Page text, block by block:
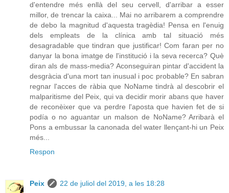
d'entendre més enllà del seu cervell, d'arribar a esser
millor, de trencar la caixa... Mai no arribarem a comprendre
de debo la magnitud d'aquesta tragèdia! Pensa en l'enuig
dels empleats de la clínica amb tal situació més
desagradable que tindran que justificar! Com faran per no
danyar la bona imatge de l'institució i la seva recerca? Què
diran als de mass-media? Aconseguiran pintar d'accident la
desgràcia d'una mort tan inusual i poc probable? En sabran
regnar l'acces de ràbia que NoName tindrà al descobrir el
malparitisme del Peix, qui va decidir morir abans que haver
de reconèixer que va perdre l'aposta que havien fet de si
podía o no aguantar un malson de NoName? Arribarà el
Pons a embussar la canonada del water llençant-hi un Peix
més...
Respon
Peix
22 de juliol del 2019, a les 18:28